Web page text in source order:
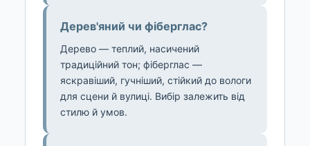
Дерев'яний чи фіберглас?
Дерево — теплий, насичений
традиційний тон; фіберглас —
яскравіший, гучніший, стійкий до вологи
для сцени й вулиці. Вибір залежить від
стилю й умов.